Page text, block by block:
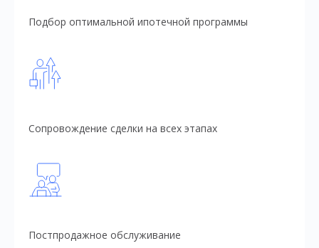
Подбор оптимальной ипотечной программы
Сопровождение сделки на всех этапах
Постпродажное обслуживание